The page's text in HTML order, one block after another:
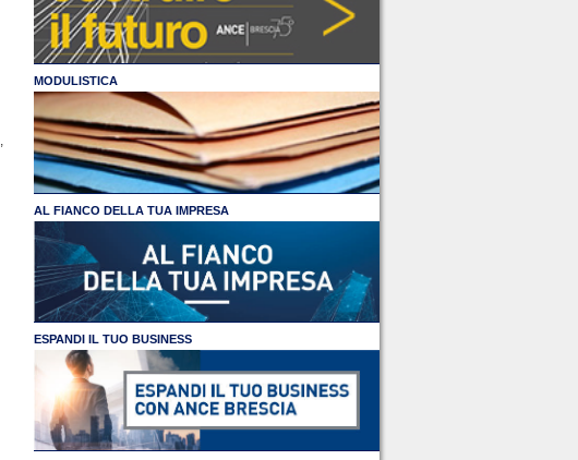
MODULISTICA
AL FIANCO DELLA TUA IMPRESA
ESPANDI IL TUO BUSINESS